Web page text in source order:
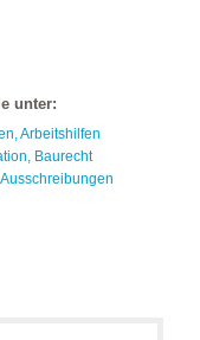
unter:
Arbeitshilfen
Baurecht